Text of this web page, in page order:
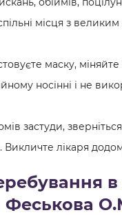
місця з
маску, міняйте
носінні і не
застуди,
Викличте лікаря
в
Феськова